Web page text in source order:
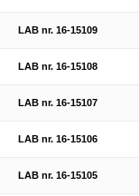
LAB nr. 16-15109
LAB nr. 16-15108
LAB nr. 16-15107
LAB nr. 16-15106
LAB nr. 16-15105